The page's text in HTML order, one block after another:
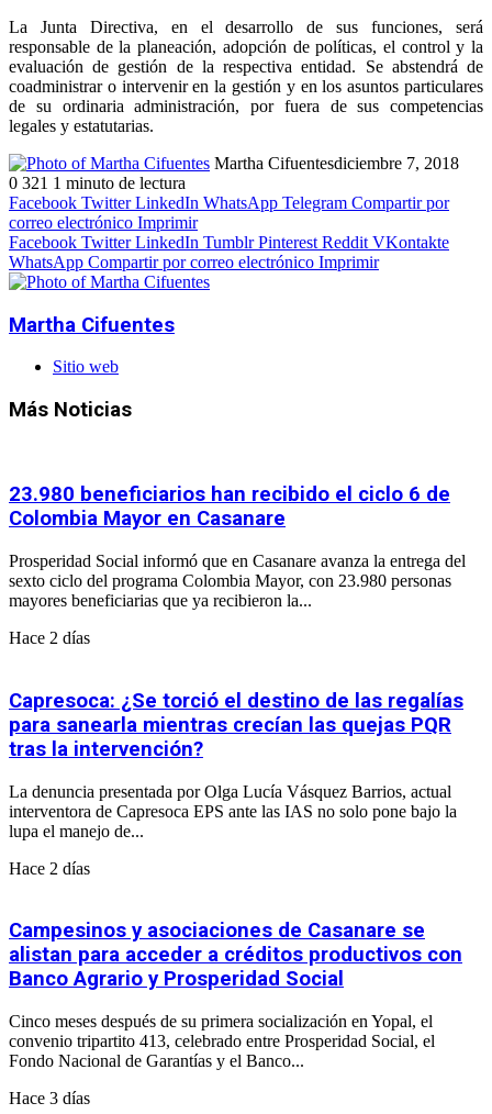
La Junta Directiva, en el desarrollo de sus funciones, será
responsable de la planeación, adopción de políticas, el control y la
evaluación de gestión de la respectiva entidad. Se abstendrá de
coadministrar o intervenir en la gestión y en los asuntos particulares
de su ordinaria administración, por fuera de sus competencias
legales y estatutarias.
Martha Cifuentesdiciembre 7, 2018
0 321 1 minuto de lectura
Facebook Twitter LinkedIn WhatsApp Telegram Compartir por
correo electrónico Imprimir
Facebook Twitter LinkedIn Tumblr Pinterest Reddit VKontakte
WhatsApp Compartir por correo electrónico Imprimir
Martha Cifuentes
Sitio web
Más Noticias
23.980 beneficiarios han recibido el ciclo 6 de
Colombia Mayor en Casanare
Prosperidad Social informó que en Casanare avanza la entrega del
sexto ciclo del programa Colombia Mayor, con 23.980 personas
mayores beneficiarias que ya recibieron la...
Hace 2 días
Capresoca: ¿Se torció el destino de las regalías
para sanearla mientras crecían las quejas PQR
tras la intervención?
La denuncia presentada por Olga Lucía Vásquez Barrios, actual
interventora de Capresoca EPS ante las IAS no solo pone bajo la
lupa el manejo de...
Hace 2 días
Campesinos y asociaciones de Casanare se
alistan para acceder a créditos productivos con
Banco Agrario y Prosperidad Social
Cinco meses después de su primera socialización en Yopal, el
convenio tripartito 413, celebrado entre Prosperidad Social, el
Fondo Nacional de Garantías y el Banco...
Hace 3 días